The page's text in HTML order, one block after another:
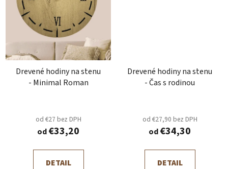
Drevené hodiny na stenu
- Minimal Roman
od €27 bez DPH
od€33,20
DETAIL
Drevené hodiny na stenu
- Čas s rodinou
od €27,90 bez DPH
od€34,30
DETAIL